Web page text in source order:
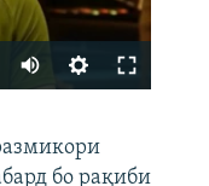
360p
бо рақиби